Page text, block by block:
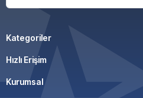
Kategoriler
Hızlı Erişim
Kurumsal